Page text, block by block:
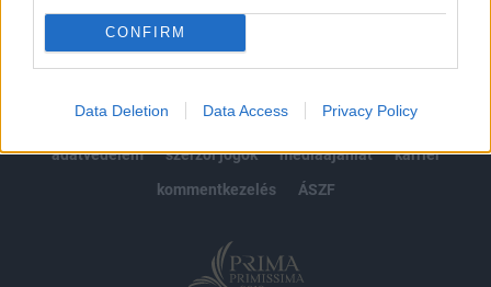
CONFIRM
Data Deletion Data Access Privacy Policy
impresszum
jogi nyilatkozat
süti beállítások
adatvédelem
szerzői jogok médiaajánlat
karrier
kommentkezelés
ÁSZF